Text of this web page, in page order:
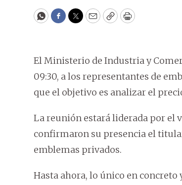
WhatsApp
Facebook
Twitter
EmailCopyPrint
El Ministerio de Industria y
09:30, a los representantes de
que el objetivo es analizar el
La reunión estará liderada por el
confirmaron su presencia el
emblemas privados.
Hasta ahora, lo único en concreto